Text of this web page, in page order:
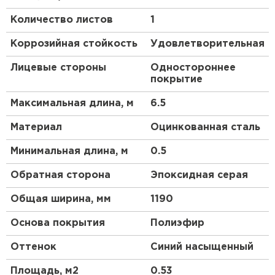
покрытие получило в коттеджном строительстве.
Оно характеризуется всеми необходимыми
качествами для обустройства практичного
жилища. Толщина изделий в покрытии
NormanMP®— не менее 0,5 мм. Само покрытие
имеет толщину 25 мкм. При выпуске стали с
все этапы производства в
специалистами. Это позволяет гарантировать
срок службы продукции до 20 лет*.
Преимущества:
Вас порадует долгий срок эксплуатации
металлочерепицу от механических
пожаробезопасен.
Количество листов 1
Коррозийная стойкость Удовлетворительная
Лицевые стороны
Одностороннее
покрытие
Максимальная длина, м 6.5
Материал Оцинкованная сталь
Минимальная длина, м 0.5
Обратная сторона Эпоксидная серая
Общая ширина, мм 1190
Основа покрытия Полиэфир
Оттенок Синий насыщенный
Площадь, м2 0.53